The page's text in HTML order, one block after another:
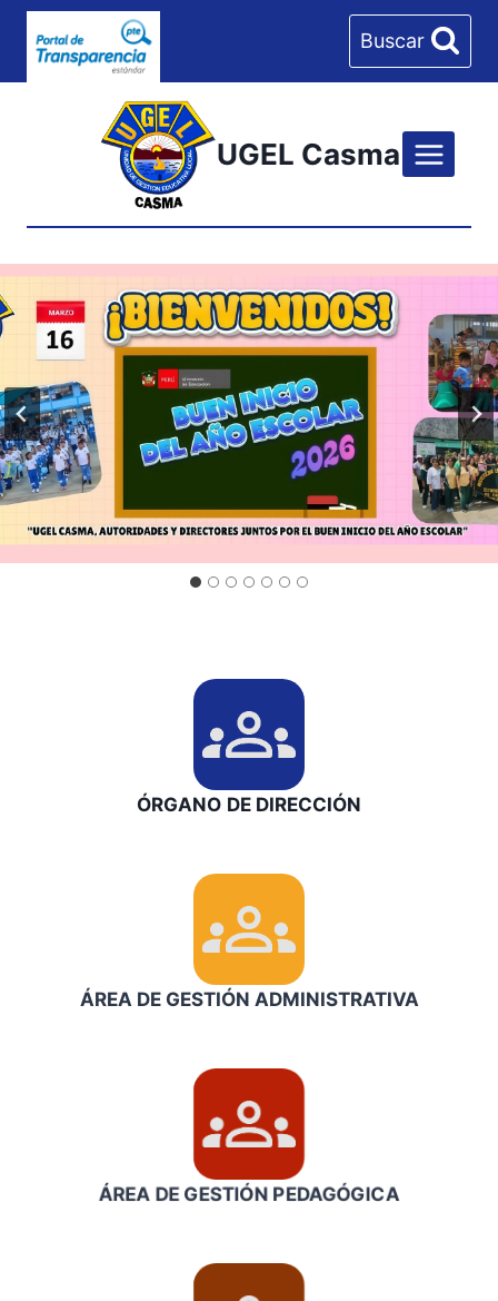
Skip
Buscar
UGEL Casma
ÓRGANO DE DIRECCIÓN
ÁREA DE GESTIÓN ADMINISTRATIVA
ÁREA DE GESTIÓN PEDAGÓGICA